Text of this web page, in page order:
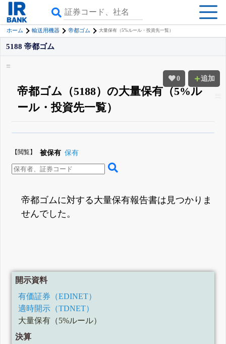
ホーム 輸送用機器 帝都ゴム 大量保有（5%ルール・投資先一覧）
0 追加
5188 帝都ゴム
帝都ゴム（5188）の大量保有（5%ル
ール・投資先一覧）
に詳しく分かる無料でβ版をはじめる
登録すると永久30%OFFと米株版の先行利用も付きます
【閲覧】 被保有 保有
帝都ゴムに対する大量保有報告書は見つかりま
せんでした。
開示資料
有価証券（EDINET）
適時開示（TDNET）
大量保有（5%ルール）
決算